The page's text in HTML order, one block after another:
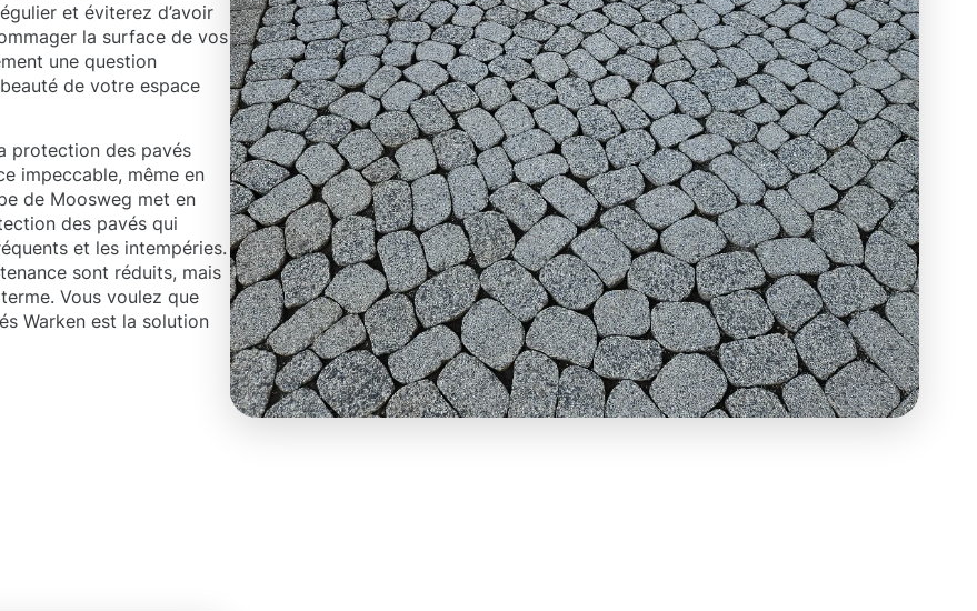
et éviterez d’avoir
la surface de vos
une question
de votre espace
protection des pavés
impeccable, même en
de Moosweg met en
des pavés qui
et les intempéries.
sont réduits, mais
Vous voulez que
Warken est la solution